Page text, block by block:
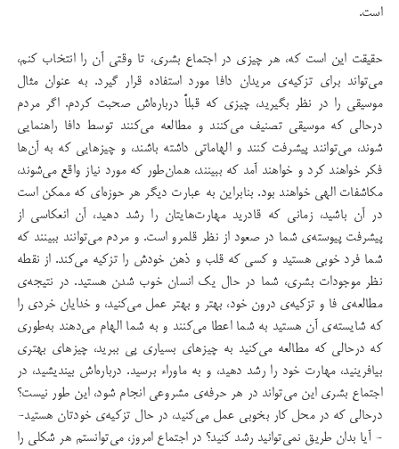
است.
حقیقت این است که، هر چیزی در اجتماع بشری، تا وقتی آن را انتخاب کنم،
می‌تواند برای تزکیه‌ی مریدان دافا مورد استفاده قرار گیرد. به عنوان مثال
موسیقی را در نظر بگیرید، چیزی که قبلاً درباره‌اش صحبت کردم. اگر مردم
درحالی که موسیقی تصنیف می‌کنند و مطالعه می‌کنند توسط دافا راهنمایی
شوند، می‌توانند پیشرفت کنند و الهاماتی داشته باشند، و چیزهایی که به آن‌ها
فکر خواهند کرد و خواهند آمد که ببینند، همان‌طور که مورد نیاز واقع می‌شوند،
مکاشفات الهی خواهند بود. بنابراین به عبارت دیگر هر حوزه‌ای که ممکن است
در آن باشید، زمانی که قادرید مهارت‌هایتان را رشد دهید، آن انعکاسی از
پیشرفت پیوسته‌ی شما در صعود از نظر قلمرو است. و مردم می‌توانند ببینند که
شما فرد خوبی هستید و کسی که قلب و ذهن خودش را تزکیه می‌کند. از نقطه
نظر موجودات بشری، شما در حال یک انسان خوب شدن هستید. در نتیجه‌ی
مطالعه‌ی فا و تزکیه‌ی درون خود، بهتر و بهتر عمل می‌کنید، و خدایان خردی را
که شایسته‌ی آن هستید به شما اعطا می‌کنند و به شما الهام می‌دهند به‌طوری
که درحالی که مطالعه می‌کنید به چیزهای بسیاری پی ببرید، چیزهای بهتری
بیافرینید، مهارت خود را رشد دهید، و به ماوراء برسید. درباره‌اش بیندیشید، در
اجتماع بشری این می‌تواند در هر حرفه‌‌ی مشروعی انجام شود، این طور نیست؟
درحالی که در محل کار بخوبی عمل می‌کنید، در حال تزکیه‌ی خودتان هستید-
- آیا بدان طریق نمی‌توانید رشد کنید؟ در اجتماع امروز، می‌توانستم هر شکلی را